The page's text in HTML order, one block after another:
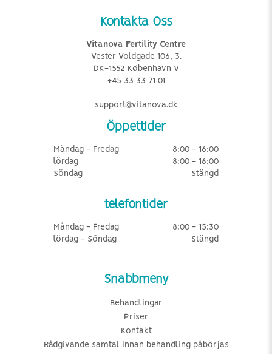
Kontakta Oss
Vitanova Fertility Centre
Vester Voldgade 106, 3.
DK-1552 København V
+45 33 33 71 01
support@vitanova.dk
Öppettider
Måndag - Fredag
8:00 - 16:00
lördag
8:00 - 16:00
Söndag
Stängd
telefontider
Måndag - Fredag
8:00 - 15:30
lördag - Söndag
Stängd
Snabbmeny
Behandlingar
Priser
Kontakt
Rådgivande samtal innan behandling påbörjas